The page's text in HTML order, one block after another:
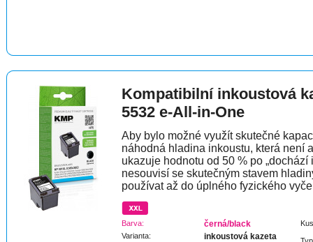
Kompatibilní inkoustová
5532 e-All-in-One
Aby bylo možné využít skutečné
náhodná hladina inkoustu, která není
ukazuje hodnotu od 50 % po
nesouvisí se skutečným stavem
používat až do úplného fyzického
Barva: černá/black
Varianta: inkoustová kazeta